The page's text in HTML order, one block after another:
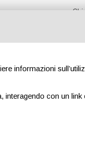
Chi
informazioni
con un